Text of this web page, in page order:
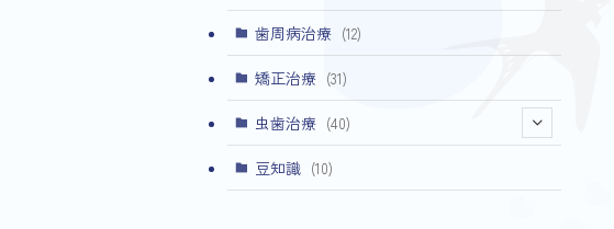
歯周病治療 (12)
矯正治療 (31)
虫歯治療 (40)
豆知識 (10)